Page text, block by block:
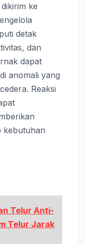
ke
detak
dan
dapat
anomali yang
Reaksi
kebutuhan
Telur Anti-
Telur Jarak